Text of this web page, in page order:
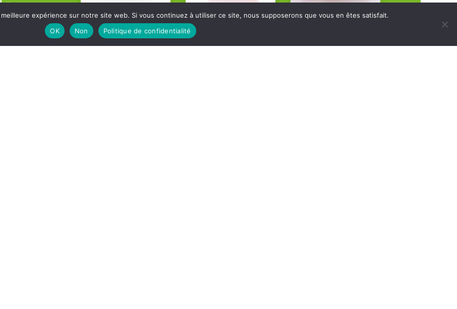
expérience sur notre site web. Si vous continuez à utiliser ce site, nous supposerons que vous en êtes satisfait.
OK
Non Politique de confidentialité